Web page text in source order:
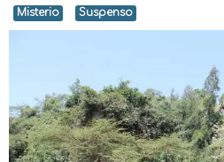
Misterio Suspenso